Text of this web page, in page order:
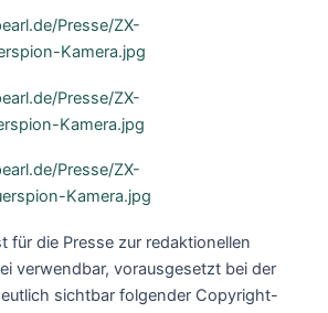
Presse/ZX-
Kamera.jpg
Presse/ZX-
Kamera.jpg
Presse/ZX-
Kamera.jpg
für die Presse zur redaktionellen
verwendbar, vorausgesetzt bei der
sichtbar folgender Copyright-